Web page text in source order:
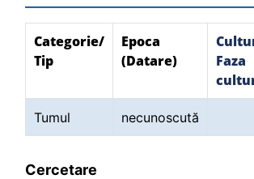
Categorie/
Tip
Epoca
(Datare)
Faza
Tumul necunoscută
Cercetare